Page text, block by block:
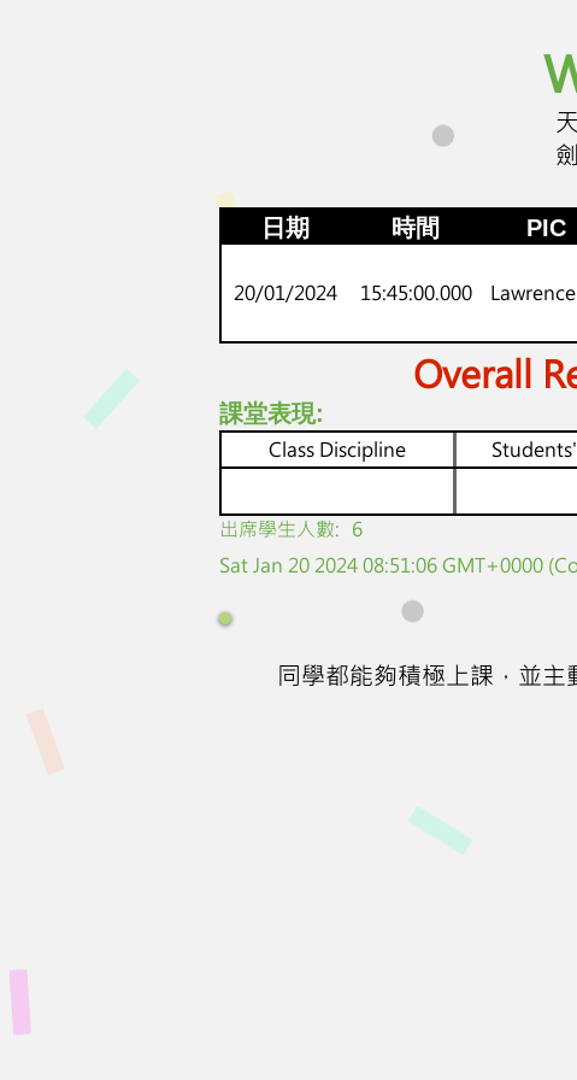
日期 時間 PIC
20/01/2024 15:45:00.000
Overall
課堂表現:
Class Discipline
​出席學生人數: 6
Sat Jan 20 2024 08:51:06 GMT+0000
同學都能夠積極上課，並主